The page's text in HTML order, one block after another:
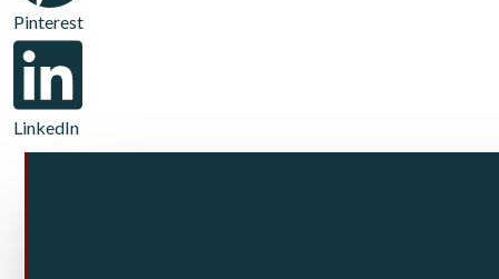
Pinterest
LinkedIn